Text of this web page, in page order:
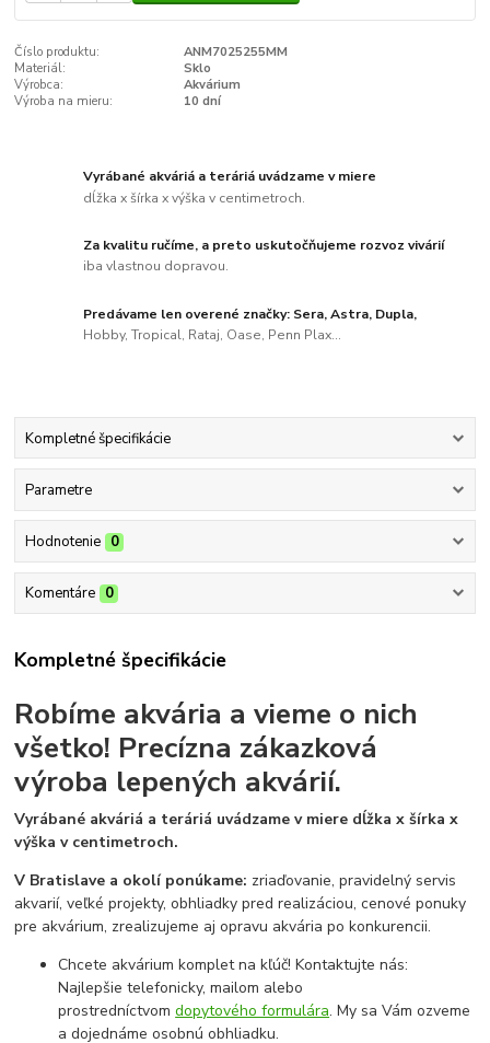
Číslo produktu:
ANM7025255MM
Materiál:
Sklo
Výrobca:
Akvárium
Výroba na mieru:
10 dní
Vyrábané akváriá a teráriá uvádzame v miere
dĺžka x šírka x výška v centimetroch.
Za kvalitu ručíme, a preto uskutočňujeme rozvoz vivárií
iba vlastnou dopravou.
Predávame len overené značky: Sera, Astra, Dupla,
Hobby, Tropical, Rataj, Oase, Penn Plax...
Kompletné špecifikácie
Parametre
Hodnotenie 0
Komentáre 0
Kompletné špecifikácie
Robíme akvária a vieme o nich
všetko! Precízna zákazková
výroba lepených akvárií.
Vyrábané akváriá a teráriá uvádzame v miere dĺžka x šírka x
výška v centimetroch.
V Bratislave a okolí ponúkame: zriaďovanie, pravidelný servis
akvarií, veľké projekty, obhliadky pred realizáciou, cenové ponuky
pre akvárium, zrealizujeme aj opravu akvária po konkurencii.
Chcete akvárium komplet na kľúč! Kontaktujte nás:
Najlepšie telefonicky, mailom alebo
prostredníctvomdopytového formulára. My sa Vám ozveme
a dojednáme osobnú obhliadku.